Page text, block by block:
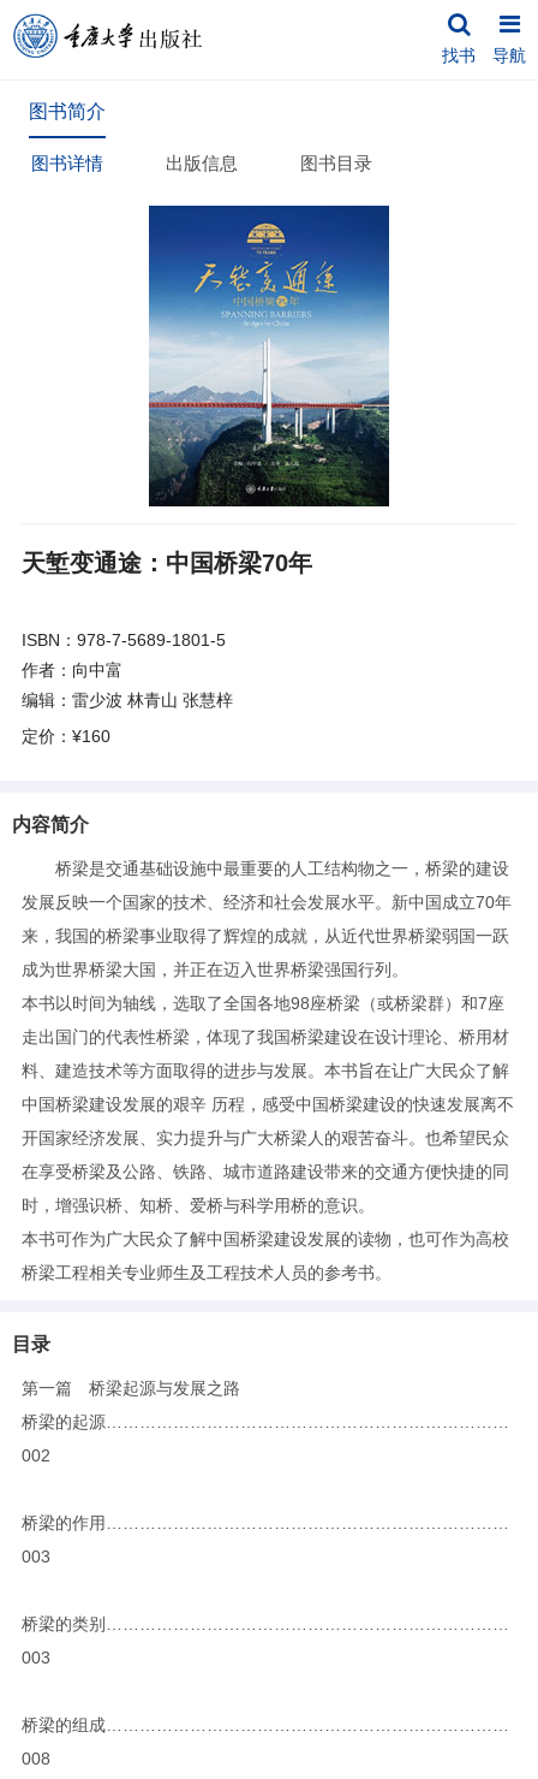
找书 导航
图书简介
图书详情 出版信息 图书目录
天堑变通途：中国桥梁70年
ISBN：978-7-5689-1801-5
作者：向中富
编辑：雷少波 林青山 张慧梓
定价： ¥160
内容简介
桥梁是交通基础设施中最重要的人工结构物之一，桥梁的建设
发展反映一个国家的技术、经济和社会发展水平。新中国成立70年
来，我国的桥梁事业取得了辉煌的成就，从近代世界桥梁弱国一跃
成为世界桥梁大国，并正在迈入世界桥梁强国行列。
本书以时间为轴线，选取了全国各地98座桥梁（或桥梁群）和7座
走出国门的代表性桥梁，体现了我国桥梁建设在设计理论、桥用材
料、建造技术等方面取得的进步与发展。本书旨在让广大民众了解
中国桥梁建设发展的艰辛 历程，感受中国桥梁建设的快速发展离不
开国家经济发展、实力提升与广大桥梁人的艰苦奋斗。也希望民众
在享受桥梁及公路、铁路、城市道路建设带来的交通方便快捷的同
时，增强识桥、知桥、爱桥与科学用桥的意识。
本书可作为广大民众了解中国桥梁建设发展的读物，也可作为高校
桥梁工程相关专业师生及工程技术人员的参考书。
目录
第一篇 桥梁起源与发展之路
桥梁的起源………………………………………………………………
002
桥梁的作用………………………………………………………………
003
桥梁的类别………………………………………………………………
003
桥梁的组成………………………………………………………………
008